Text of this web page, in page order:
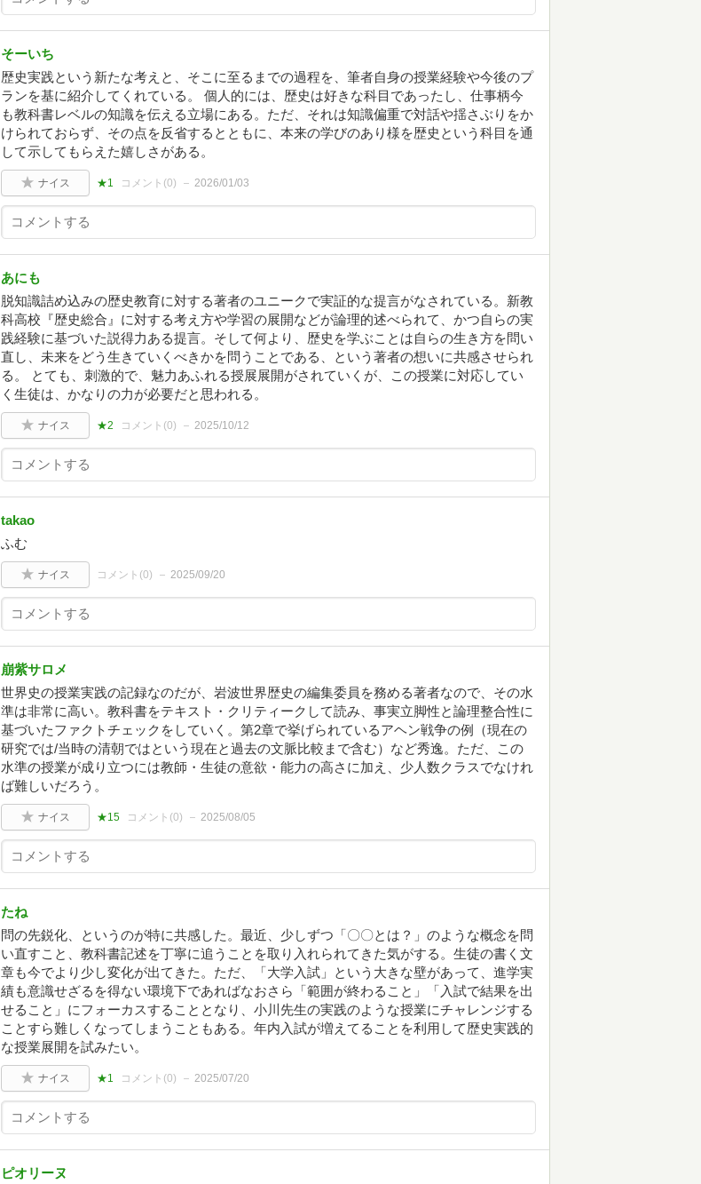
そーいち
歴史実践という新たな考えと、そこに至るまでの過程を、筆者自身の授業経験や今後のプ
ランを基に紹介してくれている。 個人的には、歴史は好きな科目であったし、仕事柄今
も教科書レベルの知識を伝える立場にある。ただ、それは知識偏重で対話や揺さぶりをか
けられておらず、その点を反省するとともに、本来の学びのあり様を歴史という科目を通
して示してもらえた嬉しさがある。
ナイス ★1 コメント(0) 2026/01/03
あにも
脱知識詰め込みの歴史教育に対する著者のユニークで実証的な提言がなされている。新教
科高校『歴史総合』に対する考え方や学習の展開などが論理的述べられて、かつ自らの実
践経験に基づいた説得力ある提言。そして何より、歴史を学ぶことは自らの生き方を問い
直し、未来をどう生きていくべきかを問うことである、という著者の想いに共感させられ
る。 とても、刺激的で、魅力あふれる授展展開がされていくが、この授業に対応してい
く生徒は、かなりの力が必要だと思われる。
ナイス ★2 コメント(0) 2025/10/12
takao
ふむ
ナイス コメント(0) 2025/09/20
崩紫サロメ
世界史の授業実践の記録なのだが、岩波世界歴史の編集委員を務める著者なので、その水
準は非常に高い。教科書をテキスト・クリティークして読み、事実立脚性と論理整合性に
基づいたファクトチェックをしていく。第2章で挙げられているアヘン戦争の例（現在の
研究では/当時の清朝ではという現在と過去の文脈比較まで含む）など秀逸。ただ、この
水準の授業が成り立つには教師・生徒の意欲・能力の高さに加え、少人数クラスでなけれ
ば難しいだろう。
ナイス ★15 コメント(0) 2025/08/05
たね
問の先鋭化、というのが特に共感した。最近、少しずつ「〇〇とは？」のような概念を問
い直すこと、教科書記述を丁寧に追うことを取り入れられてきた気がする。生徒の書く文
章も今でより少し変化が出てきた。ただ、「大学入試」という大きな壁があって、進学実
績も意識せざるを得ない環境下であればなおさら「範囲が終わること」「入試で結果を出
せること」にフォーカスすることとなり、小川先生の実践のような授業にチャレンジする
ことすら難しくなってしまうこともある。年内入試が増えてることを利用して歴史実践的
な授業展開を試みたい。
ナイス ★1 コメント(0) 2025/07/20
ピオリーヌ